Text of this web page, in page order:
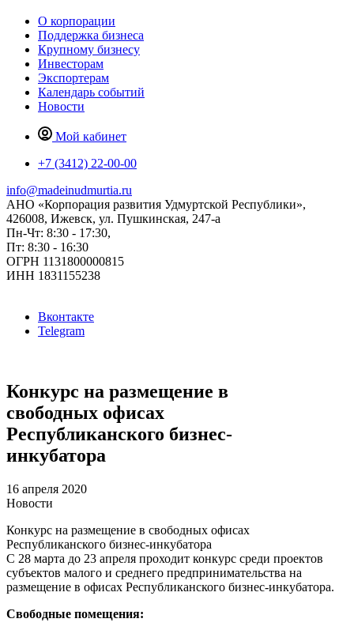
О корпорации
Поддержка бизнеса
Крупному бизнесу
Инвесторам
Экспортерам
Календарь событий
Новости
Мой кабинет
+7 (3412) 22-00-00
info@madeinudmurtia.ru
АНО «Корпорация развития Удмуртской Республики»,
426008, Ижевск, ул. Пушкинская, 247-а
Пн-Чт: 8:30 - 17:30,
Пт: 8:30 - 16:30
ОГРН 1131800000815
ИНН 1831155238
Вконтакте
Telegram
Конкурс на размещение в
свободных офисах
Республиканского бизнес-
инкубатора
16 апреля 2020
Новости
Конкурс на размещение в свободных офисах
Республиканского бизнес-инкубатора
С 28 марта до 23 апреля проходит конкурс среди проектов
субъектов малого и среднего предпринимательства на
размещение в офисах Республиканского бизнес-инкубатора.
Свободные помещения: